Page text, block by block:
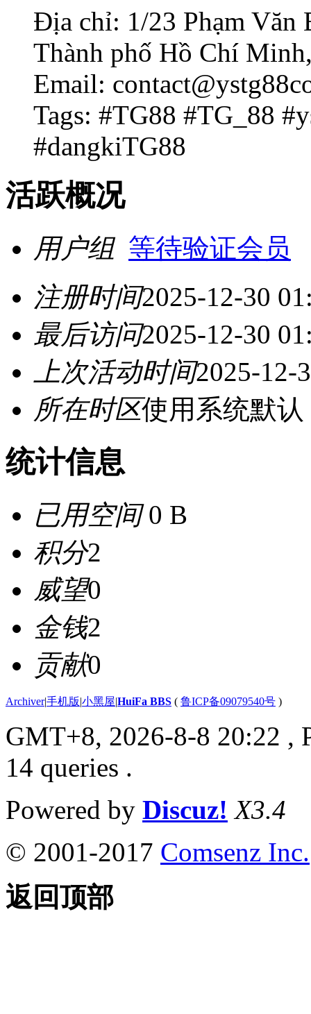
Địa chỉ: 1/23 Phạm Văn
Thành phố Hồ Chí
Email:
Tags: #TG88 #TG_88
#dangkiTG88
活跃概况
用户组 等待验证会员
注册时间2025-12-30
最后访问2025-12-30
上次活动时间2025-12-
所在时区使用系统默认
统计信息
已用空间0 B
积分2
威望0
金钱2
贡献0
Archiver|手机版|小黑屋|HuiFa BBS ( 鲁ICP备09079540号 )
GMT+8, 2026-8-8 20:22 ,
14 queries .
Powered by Discuz! X3.4
© 2001-2017 Comsenz Inc.
返回顶部